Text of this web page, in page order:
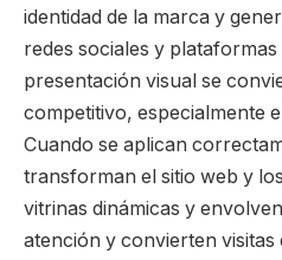
identidad de la marca y
redes sociales y
presentación visual se
competitivo, especialmente
Cuando se aplican
transforman el sitio web y
vitrinas dinámicas y
atención y convierten visitas